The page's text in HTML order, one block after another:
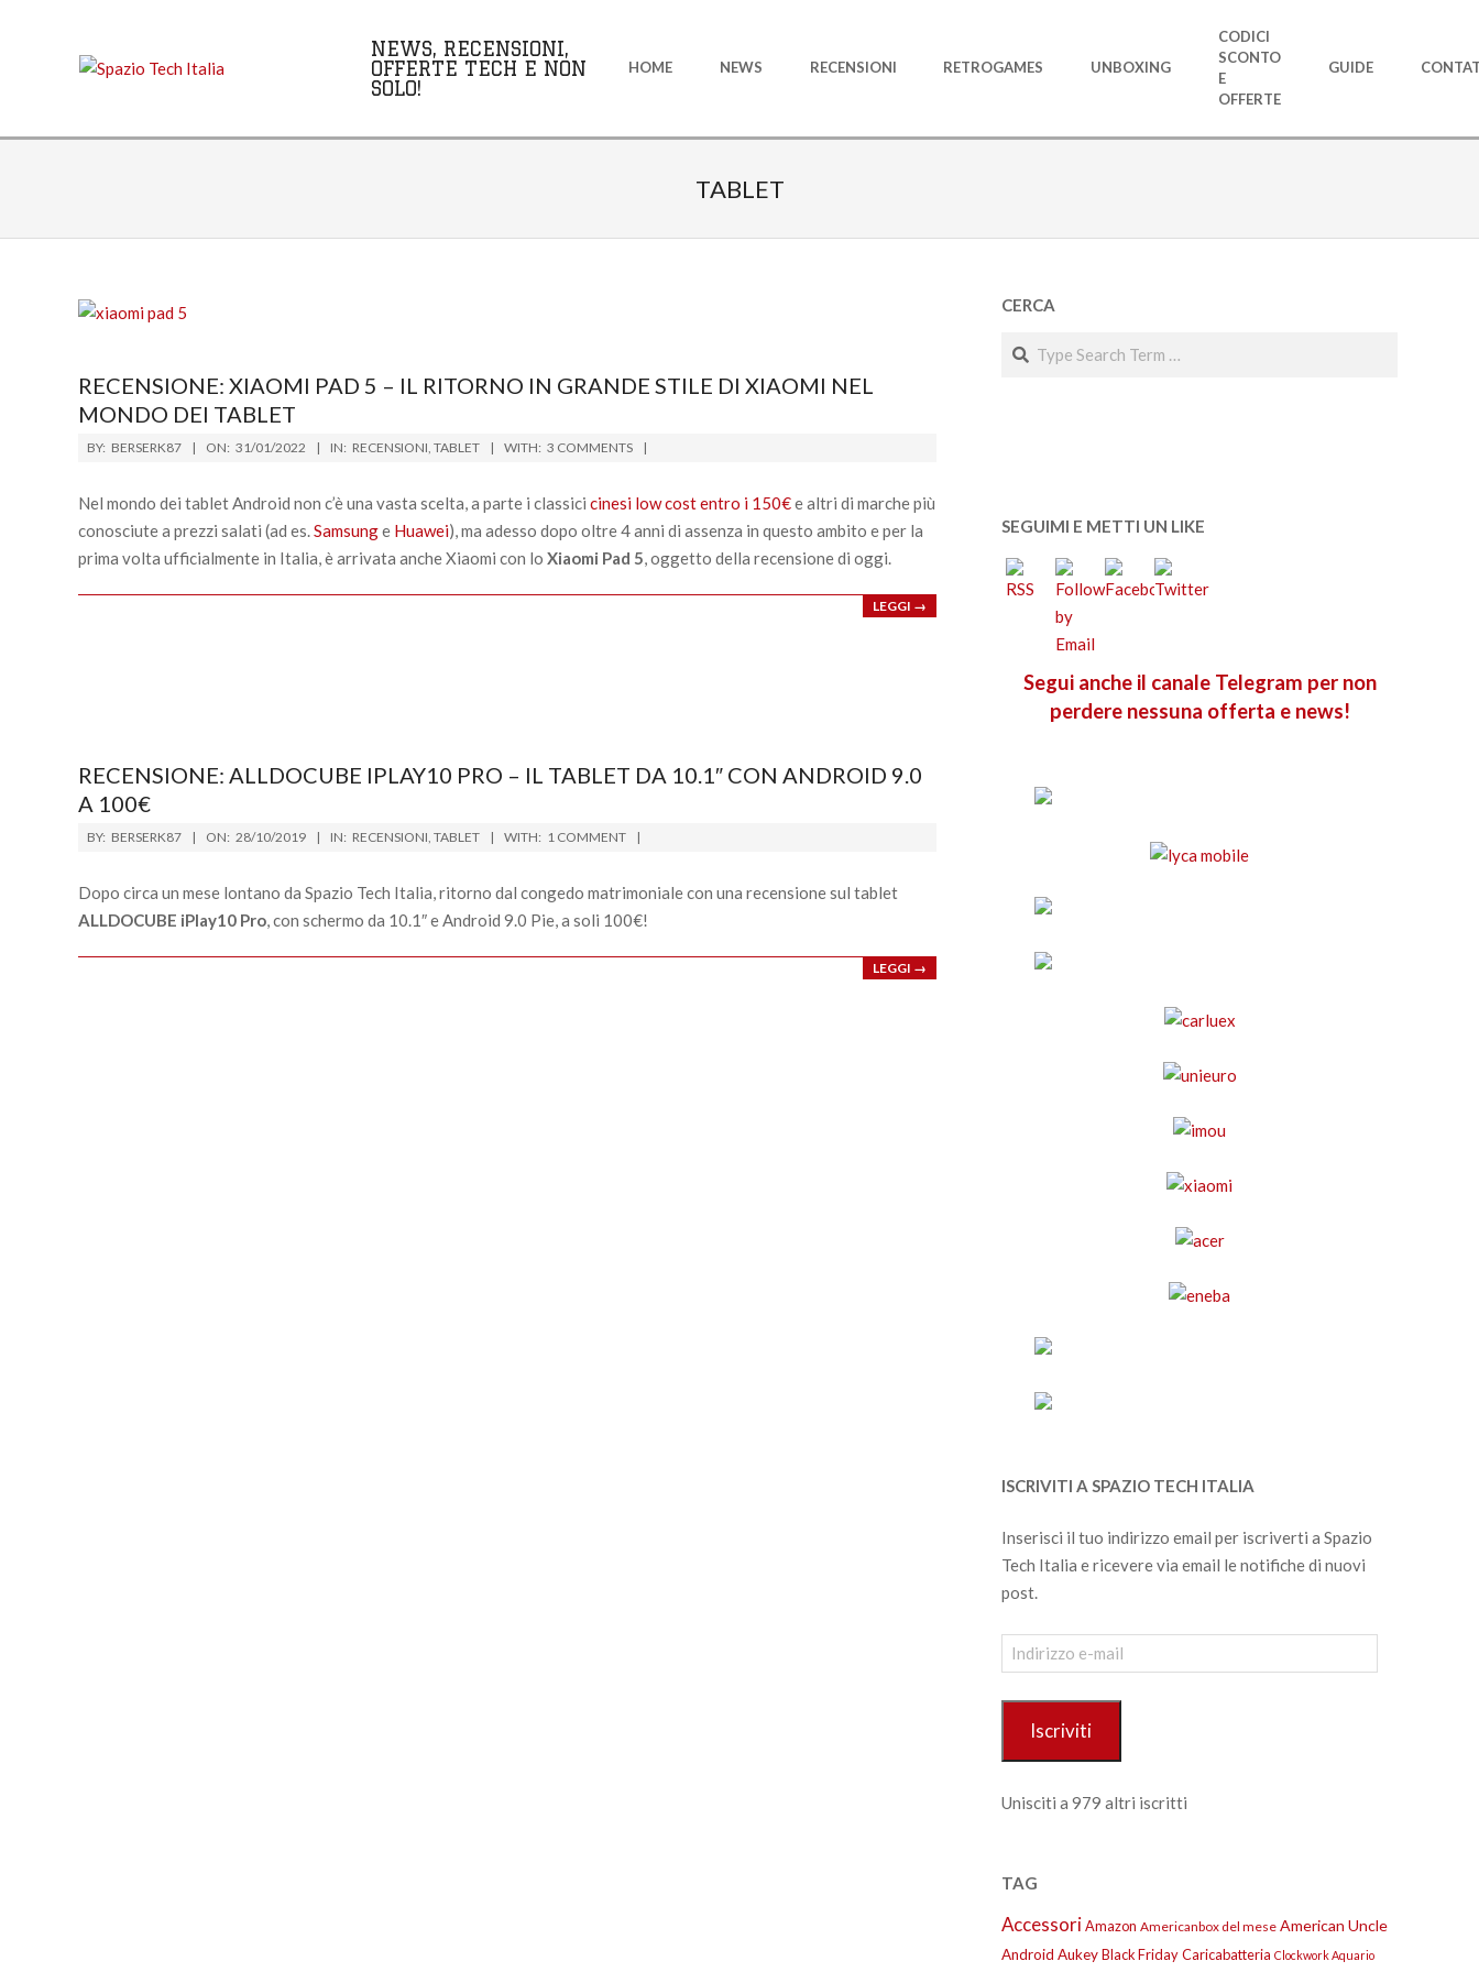
NEWS, RECENSIONI,
OFFERTE TECH E NON
SOLO!
Menu
HOME NEWS RECENSIONI RETROGAMES UNBOXING
CODICI
SCONTO
E
OFFERTE
GUIDE
TABLET
RECENSIONE: XIAOMI PAD 5 – IL RITORNO IN GRANDE STILE DI XIAOMI NEL
MONDO DEI TABLET
2022-
31
BY: BERSERK87 ON: 31/01/2022 IN: RECENSIONI, TABLET WITH: 3 COMMENTS
Nel mondo dei tablet Android non c’è una vasta scelta, a parte i classici cinesi low cost entro i 150€e altri di marche più
conosciute a prezzi salati (ad es.Samsunge Huawei), ma adesso dopo oltre 4 anni di assenza in questo ambito e per la
prima volta ufficialmente in Italia, è arrivata anche Xiaomi con lo Xiaomi Pad 5, oggetto della recensione di oggi.
LEGGI →
RECENSIONE: ALLDOCUBE IPLAY10 PRO – IL TABLET DA 10.1″ CON ANDROID 9.0
A 100€
2019-
28
BY: BERSERK87 ON: 28/10/2019 IN: RECENSIONI, TABLET WITH: 1 COMMENT
Dopo circa un mese lontano da Spazio Tech Italia, ritorno dal congedo matrimoniale con una recensione sul tablet
ALLDOCUBE iPlay10 Pro, con schermo da 10.1″ e Android 9.0 Pie, a soli 100€!
LEGGI →
CERCA
Search
SEGUIMI E METTI UN LIKE
Segui anche il canale Telegram per non
perdere nessuna offerta e news!
ISCRIVITI A SPAZIO TECH ITALIA
Inserisci il tuo indirizzo email per iscriverti a Spazio
Tech Italia e ricevere via email le notifiche di nuovi
post.
Indirizzo
e-
Iscriviti
Unisciti a 979 altri iscritti
TAG
AccessoriAmazon Americanbox del mese American Uncle
Android AukeyBlack FridayCaricabatteria Clockwork Aquario